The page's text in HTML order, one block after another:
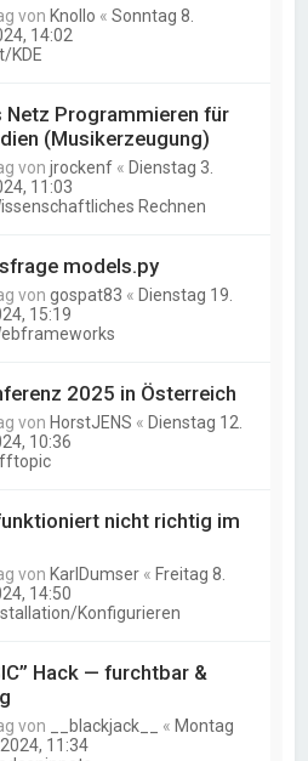
von Knollo «Sonntag 8.
14:02
KDE
Netz Programmieren für
(Musikerzeugung)
vonjrockenf « Dienstag 3.
11:03
Rechnen
models.py
vongospat83 « Dienstag 19.
15:19
2025 in Österreich
von HorstJENS « Dienstag 12.
10:36
nicht richtig im
von KarlDumser « Freitag 8.
14:50
Konfigurieren
Hack — furchtbar &
von __blackjack__ « Montag
11:34